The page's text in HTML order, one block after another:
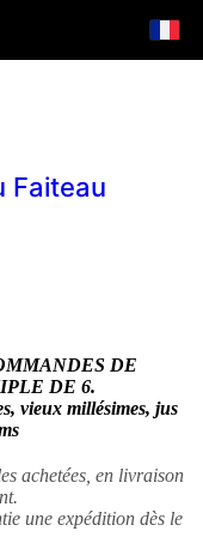
Faiteau
DE
DE 6.
vieux millésimes, jus
achetées, en livraison
une expédition dès le